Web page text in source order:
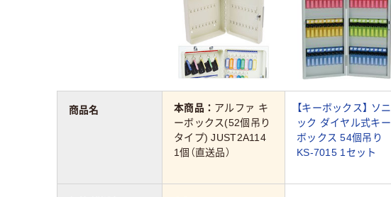
本商品： アルファ キ
ーボックス(52個吊り
タイプ) JUST2A114
1個（直送品）
【キーボックス】 ソニ
ック ダイヤル式キー
ボックス 54個吊り
KS-7015 1セット
商品名